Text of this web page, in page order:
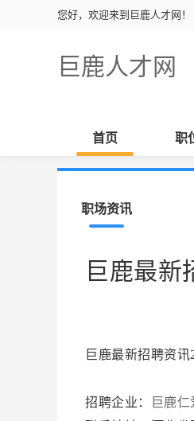
您好，欢迎来到巨鹿人才网！
巨鹿人才网
首页 职
职场资讯
巨鹿最新
巨鹿最新招聘资讯
招聘企业：
巨鹿